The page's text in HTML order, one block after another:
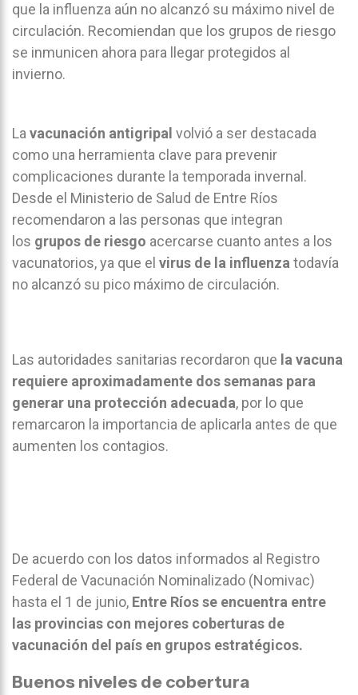
que la influenza aún no alcanzó su máximo nivel de
circulación. Recomiendan que los grupos de riesgo
se inmunicen ahora para llegar protegidos al
invierno.
La vacunación antigripal volvió a ser destacada
como una herramienta clave para prevenir
complicaciones durante la temporada invernal.
Desde el Ministerio de Salud de Entre Ríos
recomendaron a las personas que integran
los grupos de riesgo acercarse cuanto antes a los
vacunatorios, ya que el virus de la influenza todavía
no alcanzó su pico máximo de circulación.
Las autoridades sanitarias recordaron que la vacuna
requiere aproximadamente dos semanas para
generar una protección adecuada, por lo que
remarcaron la importancia de aplicarla antes de que
aumenten los contagios.
De acuerdo con los datos informados al Registro
Federal de Vacunación Nominalizado (Nomivac)
hasta el 1 de junio, Entre Ríos se encuentra entre
las provincias con mejores coberturas de
vacunación del país en grupos estratégicos.
Buenos niveles de cobertura